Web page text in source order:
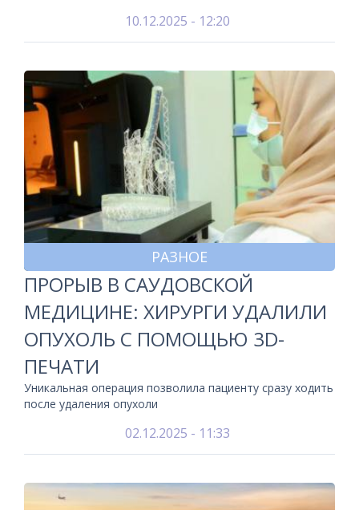
10.12.2025 - 12:20
РАЗНОЕ
ПРОРЫВ В САУДОВСКОЙ
МЕДИЦИНЕ: ХИРУРГИ УДАЛИЛИ
ОПУХОЛЬ С ПОМОЩЬЮ 3D-
ПЕЧАТИ
Уникальная операция позволила пациенту сразу ходить
после удаления опухоли
02.12.2025 - 11:33